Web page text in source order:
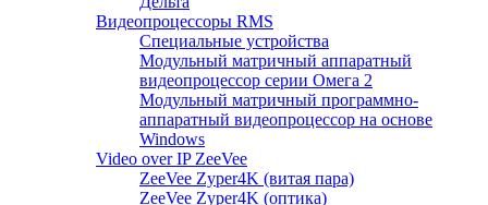
Видеопроцессоры RMS
Специальные устройства
Модульный матричный аппаратный
видеопроцессор серии Омега 2
Модульный матричный программно-
аппаратный видеопроцессор на основе
Windows
Video over IP ZeeVee
ZeeVee Zyper4K (витая пара)
ZeeVee Zyper4K (оптика)